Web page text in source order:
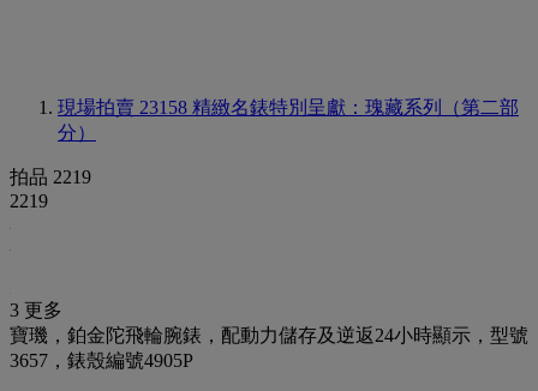
現場拍賣 23158 精緻名錶特別呈獻：瑰藏系列（第二部
分）
拍品 2219
2219
3 更多
寶璣，鉑金陀飛輪腕錶，配動力儲存及逆返24小時顯示，型號
3657，錶殼編號4905P